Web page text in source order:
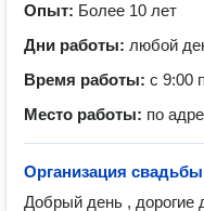
Опыт: Более 10 лет
Дни работы: любой
Время работы: с 9:00
Место работы: по
Организация свадьбы
Добрый день , дорогие